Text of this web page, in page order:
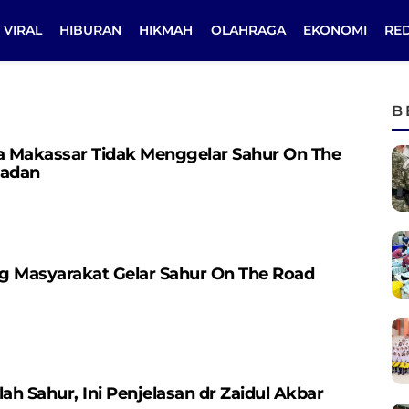
VIRAL HIBURAN HIKMAH OLAHRAGA EKONOMI
Tidak Menggelar Sahur On The
Masyarakat Gelar Sahur On The Road
Sahur, Ini Penjelasan dr Zaidul Akbar